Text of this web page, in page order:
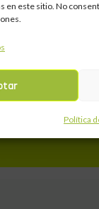
en este sitio. No
Política